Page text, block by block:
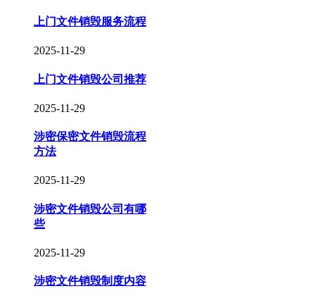
上门文件销毁服务流程
2025-11-29
上门文件销毁公司推荐
2025-11-29
涉密保密文件销毁流程
方法
2025-11-29
涉密文件销毁公司有哪
些
2025-11-29
涉密文件销毁制度内容